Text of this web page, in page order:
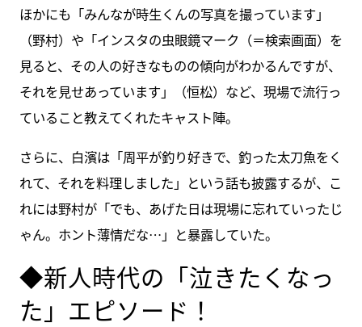
ほかにも「みんなが時生くんの写真を撮っています」
（野村）や「インスタの虫眼鏡マーク（＝検索画面）を
見ると、その人の好きなものの傾向がわかるんですが、
それを見せあっています」（恒松）など、現場で流行っ
ていること教えてくれたキャスト陣。
さらに、白濱は「周平が釣り好きで、釣った太刀魚をく
れて、それを料理しました」という話も披露するが、こ
れには野村が「でも、あげた日は現場に忘れていったじ
ゃん。ホント薄情だな…」と暴露していた。
◆新人時代の「泣きたくなっ
た」エピソード！